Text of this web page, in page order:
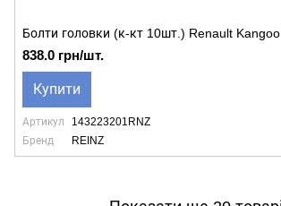
Болти головки (к-кт 10шт.) Renault
838.0 грн/шт.
Купити
Артикул
143223201RNZ
Бренд
REINZ